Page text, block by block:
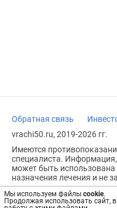
Мы используем файлы cookie.
Продолжая использовать сайт,
Обратная связь
vrachi50.ru, 2019-2026 гг.
Имеются
специалиста. Информация,
может быть использована
назначения лечения и не
Возрастное ограничение: